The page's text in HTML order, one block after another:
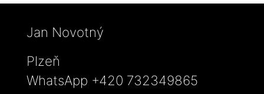
Jan Novotný
Plzeň
WhatsApp +420 732349865